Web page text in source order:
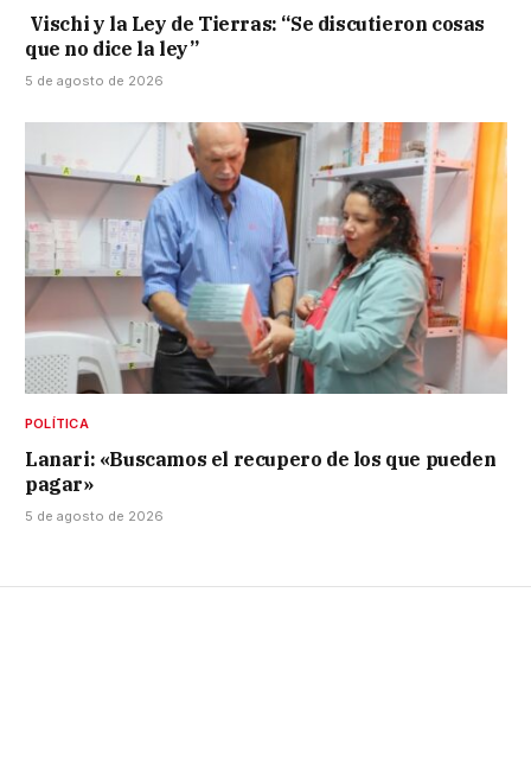
Vischi y la Ley de Tierras: “Se discutieron cosas
que no dice la ley”
5 de agosto de 2026
POLÍTICA
Lanari: «Buscamos el recupero de los que pueden
pagar»
5 de agosto de 2026